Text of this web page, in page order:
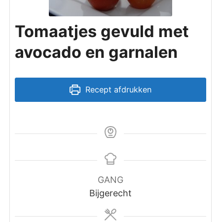
Tomaatjes gevuld met
avocado en garnalen
Recept afdrukken
GANG
Bijgerecht